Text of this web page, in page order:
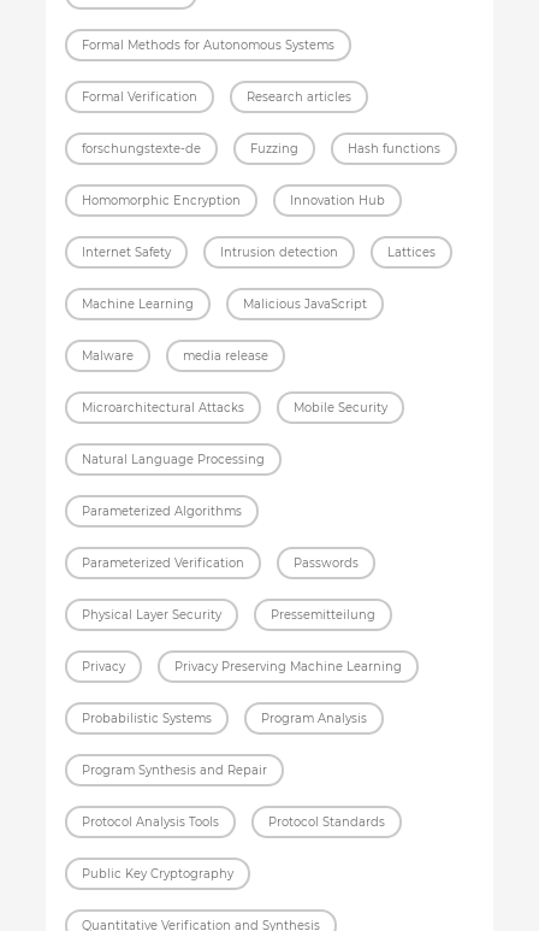
Formal Methods for Autonomous Systems
Formal Verification Research articles
forschungstexte-de Fuzzing Hash functions
Homomorphic Encryption Innovation Hub
Internet Safety Intrusion detection Lattices
Machine Learning Malicious JavaScript
Malware media release
Microarchitectural Attacks Mobile Security
Natural Language Processing
Parameterized Algorithms
Parameterized Verification Passwords
Physical Layer Security Pressemitteilung
Privacy Privacy Preserving Machine Learning
Probabilistic Systems Program Analysis
Program Synthesis and Repair
Protocol Analysis Tools Protocol Standards
Public Key Cryptography
Quantitative Verification and Synthesis